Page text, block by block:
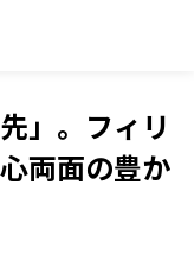
」。フィリ
両面の豊か